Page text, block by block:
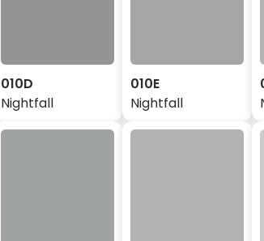
010D
Nightfall
010E
Nightfall